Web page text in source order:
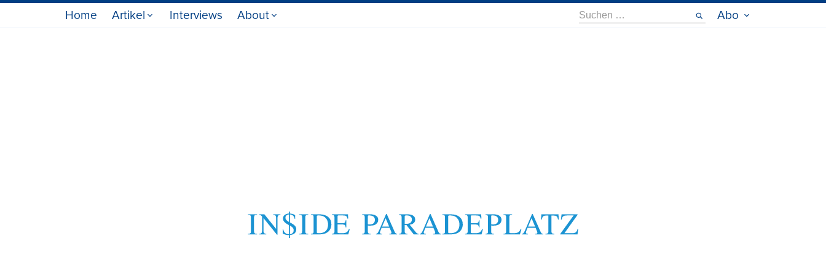
Home Artikel Interviews About
Suche
nach:
Abo